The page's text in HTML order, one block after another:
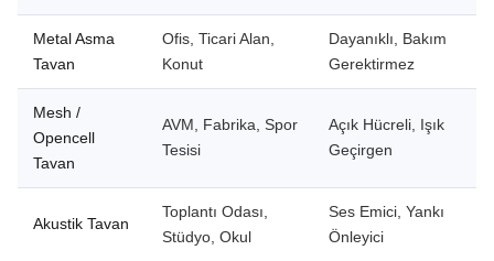
Metal Asma
Tavan
Ofis, Ticari Alan,
Konut
Dayanıklı, Bakım
Gerektirmez
Mesh /
Opencell
Tavan
AVM, Fabrika, Spor
Tesisi
Açık Hücreli, Işık
Geçirgen
Akustik Tavan
Toplantı Odası,
Stüdyo, Okul
Ses Emici, Yankı
Önleyici